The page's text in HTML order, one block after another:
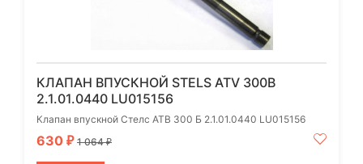
КЛАПАН ВПУСКНОЙ STELS ATV 300B
2.1.01.0440 LU015156
Клапан впускной Стелс АТВ 300 Б 2.1.01.0440 LU015156
630 ₽ 1 064₽